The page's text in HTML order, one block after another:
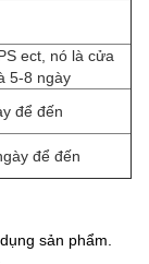
ect, nó là cửa
5-8 ngày
để đến
để đến
sản phẩm.